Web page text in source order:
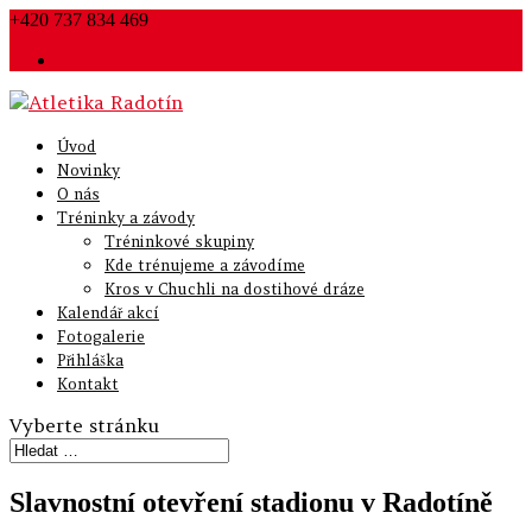
+420 737 834 469
Úvod
Novinky
O nás
Tréninky a závody
Tréninkové skupiny
Kde trénujeme a závodíme
Kros v Chuchli na dostihové dráze
Kalendář akcí
Fotogalerie
Přihláška
Kontakt
Vyberte stránku
Slavnostní otevření stadionu v Radotíně